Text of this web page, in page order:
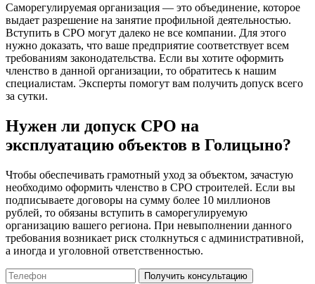
Саморегулируемая организация — это объединение, которое
выдает разрешение на занятие профильной деятельностью.
Вступить в СРО могут далеко не все компании. Для этого
нужно доказать, что ваше предприятие соответствует всем
требованиям законодательства. Если вы хотите оформить
членство в данной организации, то обратитесь к нашим
специалистам. Эксперты помогут вам получить допуск всего
за сутки.
Нужен ли допуск СРО на
эксплуатацию объектов в Голицыно?
Чтобы обеспечивать грамотный уход за объектом, зачастую
необходимо оформить членство в СРО строителей. Если вы
подписываете договоры на сумму более 10 миллионов
рублей, то обязаны вступить в саморегулируемую
организацию вашего региона. При невыполнении данного
требования возникает риск столкнуться с административной,
а иногда и уголовной ответственностью.
Получить консультацию